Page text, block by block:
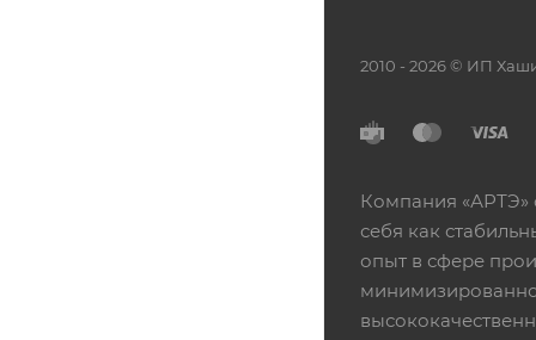
2010 - 2026 © ИП
Компания «АРТЭ»
себя как
опыт в сфере